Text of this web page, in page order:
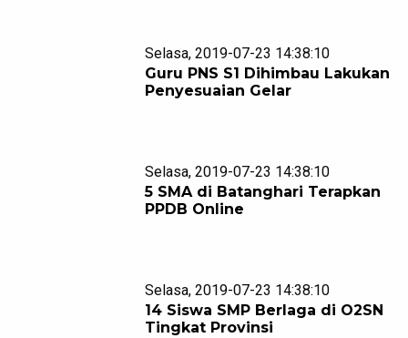
Selasa, 2019-07-23 14:38:10
Guru PNS S1 Dihimbau Lakukan
Penyesuaian Gelar
Selasa, 2019-07-23 14:38:10
5 SMA di Batanghari Terapkan
PPDB Online
Selasa, 2019-07-23 14:38:10
14 Siswa SMP Berlaga di O2SN
Tingkat Provinsi